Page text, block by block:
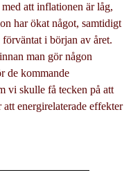
att inflationen är låg,
har ökat något, samtidigt
i början av året.
man gör någon
de kommande
vi skulle få tecken på att
energirelaterade effekter